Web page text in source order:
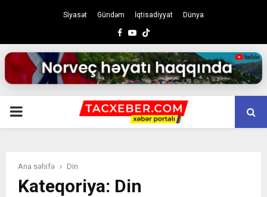
Siyasət Gündəm İqtisadiyyat Dünya
Facebook
Youtube
PRIMARY
Ana səhifə Din
Kateqoriya: Din